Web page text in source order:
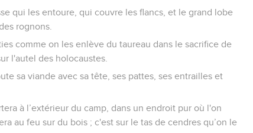
qui les entoure, qui couvre les flancs, et le grand lobe
rognons.
comme on les enlève du taureau dans le sacrifice de
l'autel des holocaustes.
sa viande avec sa tête, ses pattes, ses entrailles et
à l’extérieur du camp, dans un endroit pur où l'on
au feu sur du bois ; c'est sur le tas de cendres qu’on le